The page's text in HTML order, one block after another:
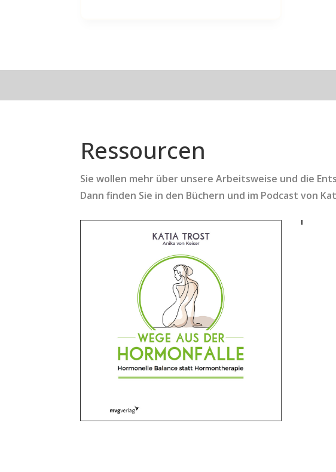
Ressourcen
Sie wollen mehr über unsere Arbeitsweise und die
Dann finden Sie in den Büchern und im Podcast von